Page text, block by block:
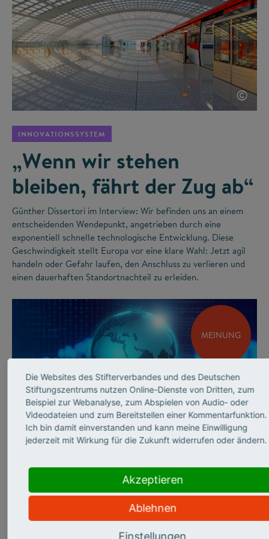
©
INNOVATIONSSYSTEM
„Wenn wir stehen
bleiben, fährt der Zug ab“
Günther Dissertori im Interview: Wir befinden uns an einem
entscheidenden Wendepunkt, angetrieben durch eine
exponentiell schnelle technologische Entwicklung. Diese
Geschwindigkeit stellt Europa vor eine klare Wahl: Jetzt agil
handeln oder Gefahr laufen, den Anschluss zu verlieren und
einen dauerhaften Standortnachteil zu erleiden.
MEINUNG
©
Andrea Frank über
sicherheits­relevante
Die Websites des Stifterverbandes und des Deutschen
Stiftungszentrums nutzen Online-Dienste von Dritten, zum
Beispiel zur Webanalyse, zum Abspielen von Audio- oder
Videodateien und zum Bereitstellen einer Kommentarfunktion.
Ich bin damit einverstanden und kann meine Einwilligung
jederzeit mit Wirkung für die Zukunft widerrufen oder ändern.
Akzeptieren
Ablehnen
Einstellungen